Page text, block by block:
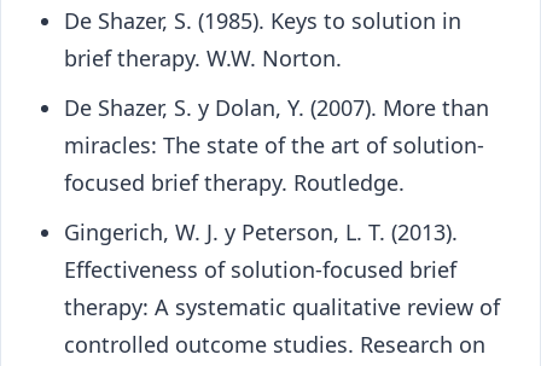
De Shazer, S. (1985). Keys to solution in
brief therapy. W.W. Norton.
De Shazer, S. y Dolan, Y. (2007). More than
miracles: The state of the art of solution-
focused brief therapy. Routledge.
Gingerich, W. J. y Peterson, L. T. (2013).
Effectiveness of solution-focused brief
therapy: A systematic qualitative review of
controlled outcome studies. Research on